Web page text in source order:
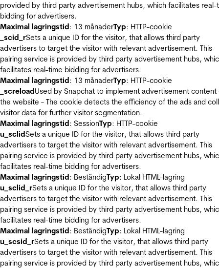
provided by third party advertisement hubs, which facilitates real-
bidding for advertisers.
Maximal lagringstid: 13 månaderTyp: HTTP-cookie
_scid_rSets a unique ID for the visitor, that allows third party
advertisers to target the visitor with relevant advertisement. This
pairing service is provided by third party advertisement hubs,
facilitates real-time bidding for advertisers.
Maximal lagringstid: 13 månaderTyp: HTTP-cookie
_screloadUsed by Snapchat to implement advertisement content
the website - The cookie detects the efficiency of the ads and
visitor data for further visitor segmentation.
Maximal lagringstid: SessionTyp: HTTP-cookie
u_sclidSets a unique ID for the visitor, that allows third party
advertisers to target the visitor with relevant advertisement. This
pairing service is provided by third party advertisement hubs,
facilitates real-time bidding for advertisers.
Maximal lagringstid: BeständigTyp: Lokal HTML-lagring
u_sclid_rSets a unique ID for the visitor, that allows third party
advertisers to target the visitor with relevant advertisement. This
pairing service is provided by third party advertisement hubs,
facilitates real-time bidding for advertisers.
Maximal lagringstid: BeständigTyp: Lokal HTML-lagring
u_scsid_rSets a unique ID for the visitor, that allows third party
advertisers to target the visitor with relevant advertisement. This
pairing service is provided by third party advertisement hubs,